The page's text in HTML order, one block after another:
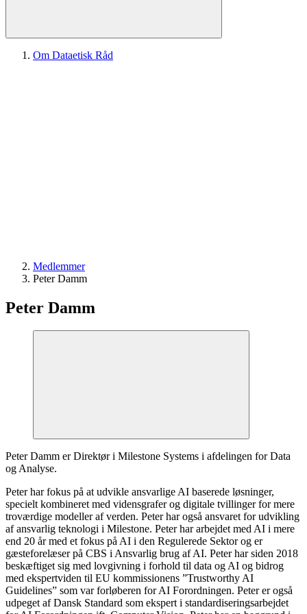
Om Dataetisk Råd
Medlemmer
Peter Damm
Peter Damm
Peter Damm er Direktør i Milestone Systems i afdelingen for Data
og Analyse.
Peter har fokus på at udvikle ansvarlige AI baserede løsninger,
specielt kombineret med vidensgrafer og digitale tvillinger for mere
troværdige modeller af verden. Peter har også ansvaret for udvikling
af ansvarlig teknologi i Milestone. Peter har arbejdet med AI i mere
end 20 år med et fokus på AI i den Regulerede Sektor og er
gæsteforelæser på CBS i Ansvarlig brug af AI. Peter har siden 2018
beskæftiget sig med lovgivning i forhold til data og AI og bidrog
med ekspertviden til EU kommissionens ”Trustworthy AI
Guidelines” som var forløberen for AI Forordningen. Peter er også
udpeget af Dansk Standard som ekspert i standardiseringsarbejdet